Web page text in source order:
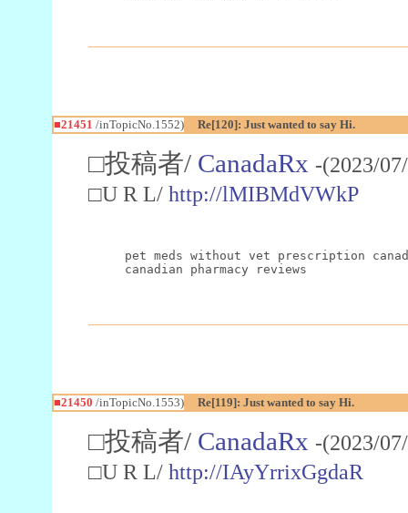
■21451 /inTopicNo.1552) Re[120]: Just wanted to say Hi.
□投稿者/ CanadaRx -(2023/
□U R L/ http://lMIBMdVWkP
pet meds without vet prescription
canadian pharmacy reviews
■21450 /inTopicNo.1553) Re[119]: Just wanted to say Hi.
□投稿者/ CanadaRx -(2023/
□U R L/ http://IAyYrrixGgdaR